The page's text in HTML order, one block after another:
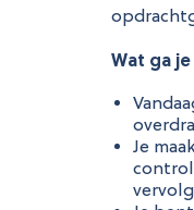
Wat ga
Je